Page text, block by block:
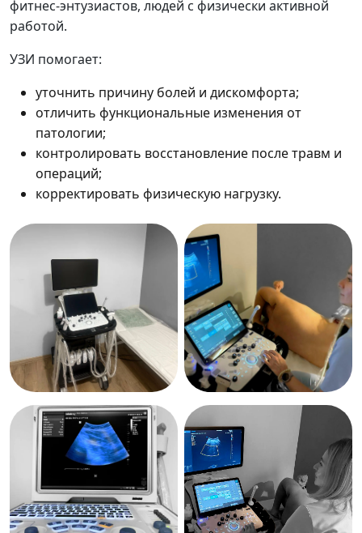
фитнес-энтузиастов, людей с физически активной
работой.
УЗИ помогает:
уточнить причину болей и дискомфорта;
отличить функциональные изменения от
патологии;
контролировать восстановление после травм и
операций;
корректировать физическую нагрузку.